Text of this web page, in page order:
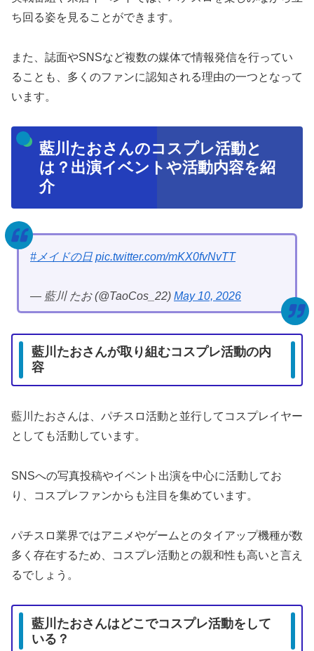
ち回る姿を見ることができます。
また、誌面やSNSなど複数の媒体で情報発信を行ってい
ることも、多くのファンに認知される理由の一つとなって
います。
藍川たおさんのコスプレ活動と
は？出演イベントや活動内容を紹
介
#メイドの日 pic.twitter.com/mKX0fvNvTT
— 藍川 たお (@TaoCos_22) May 10, 2026
藍川たおさんが取り組むコスプレ活動の内
容
藍川たおさんは、パチスロ活動と並行してコスプレイヤー
としても活動しています。
SNSへの写真投稿やイベント出演を中心に活動してお
り、コスプレファンからも注目を集めています。
パチスロ業界ではアニメやゲームとのタイアップ機種が数
多く存在するため、コスプレ活動との親和性も高いと言え
るでしょう。
藍川たおさんはどこでコスプレ活動をして
いる？